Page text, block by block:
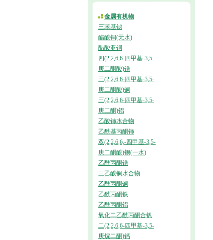
金属有机物
三苯基铋
醋酸铜(无水)
醋酸亚铜
四(2,2,6,6-四甲基-3,5-
庚二酮酸)锆
三(2,2,6,6-四甲基-3,5-
庚二酮酸)镧
三(2,2,6,6-四甲基-3,5-
庚二酮)铝
乙酸铈水合物
乙酰基丙酮铈
双(2,2,6,6,-四甲基-3,5-
庚二酮酸)钡(一水)
乙酰丙酮锆
三乙酸镧水合物
乙酰丙酮镧
乙酰丙酮铁
乙酰丙酮铝
氧化二乙酰丙酮合钒
二(2,2,6,6-四甲基-3,5-
庚烷二酮)钙